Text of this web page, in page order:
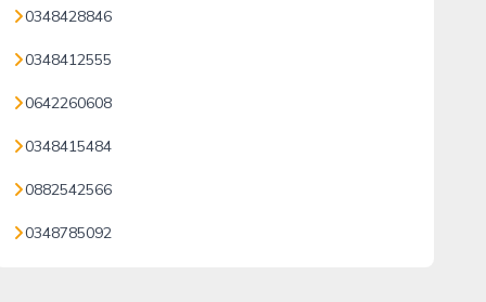
0348428846
0348412555
0642260608
0348415484
0882542566
0348785092